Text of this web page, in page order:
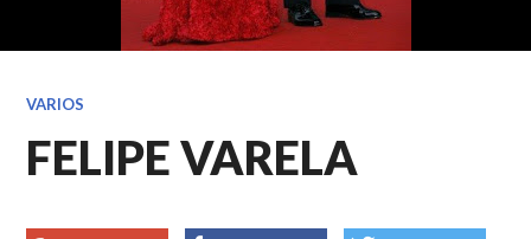
VARIOS
FELIPE VARELA